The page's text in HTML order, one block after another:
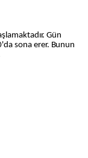
Gün
sona erer. Bunun